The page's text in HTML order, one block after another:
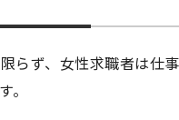
らず、女性求職者は仕
。